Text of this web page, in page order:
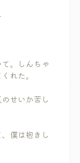
。しんちゃ
れた。
せいか苦し
僕は抱きし